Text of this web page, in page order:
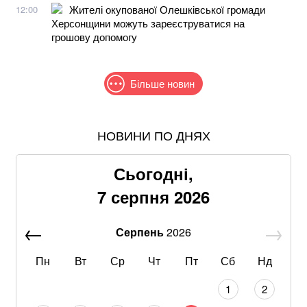
12:00
Жителі окупованої Олешківської громади
Херсонщини можуть зареєструватися на
грошову допомогу
Більше новин
В МЗС заявили, що слова Залужного щодо членства
Понад 9,2 млрд грн: що відомо про нову гучну
справу "ПриватБанку"
Пенсіонерам доплатять за стаж: хто отримає по 519
Знищені печі, склади та роки роботи: що
НОВИНИ ПО ДНЯХ
Сьогодні,
7 серпня 2026
Серпень2026
Пн
Вт Ср Чт Пт Сб Нд
1
2